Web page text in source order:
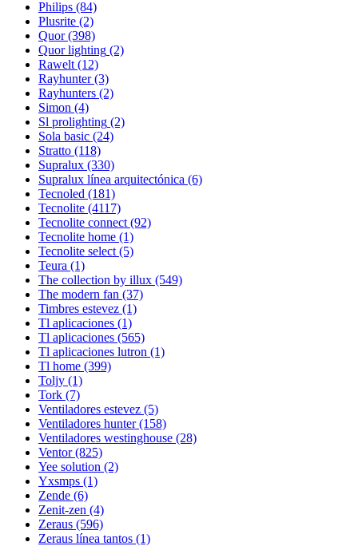
Philips (84)
Plusrite (2)
Quor (398)
Quor lighting (2)
Rawelt (12)
Rayhunter (3)
Rayhunters (2)
Simon (4)
Sl prolighting (2)
Sola basic (24)
Stratto (118)
Supralux (330)
Supralux línea arquitectónica (6)
Tecnoled (181)
Tecnolite (4117)
Tecnolite connect (92)
Tecnolite home (1)
Tecnolite select (5)
Teura (1)
The collection by illux (549)
The modern fan (37)
Timbres estevez (1)
Tl aplicaciones (1)
Tl aplicaciones (565)
Tl aplicaciones lutron (1)
Tl home (399)
Toljy (1)
Tork (7)
Ventiladores estevez (5)
Ventiladores hunter (158)
Ventiladores westinghouse (28)
Ventor (825)
Yee solution (2)
Yxsmps (1)
Zende (6)
Zenit-zen (4)
Zeraus (596)
Zeraus línea tantos (1)